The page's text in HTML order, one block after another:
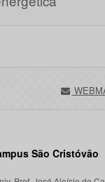
São Cristóvão